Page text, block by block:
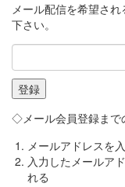
メール配信を希望さ
下さい。
◇メール会員登録まで
メールアドレスを
入力したメールア
れる